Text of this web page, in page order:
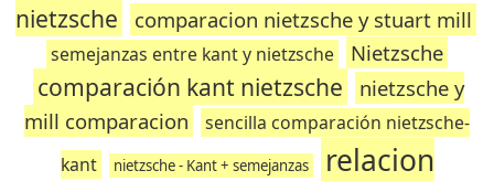
nietzsche
comparacion nietzsche y stuart mill
semejanzas entre kant y nietzsche Nietzsche
comparación kant nietzsche
nietzsche y
mill comparacion
sencilla comparación nietzsche-
kant
nietzsche - Kant + semejanzas
relacion